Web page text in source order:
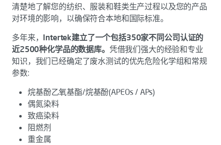
清楚地了解您的纺织、服装和鞋类生产过程以及您的产品
对环境的影响，以确保符合本地和国际标准。
多年来， Intertek建立了一个包括350家不同公司认证的
近2500种化学品的数据库。 凭借我们强大的经验和专业
知识，我们已经确定了废水测试的优先危险化学组和常规
参数:
烷基酚乙氧基酯/烷基酚(APEOs / APs)
偶氮染料
致癌染料
阻燃剂
重金属